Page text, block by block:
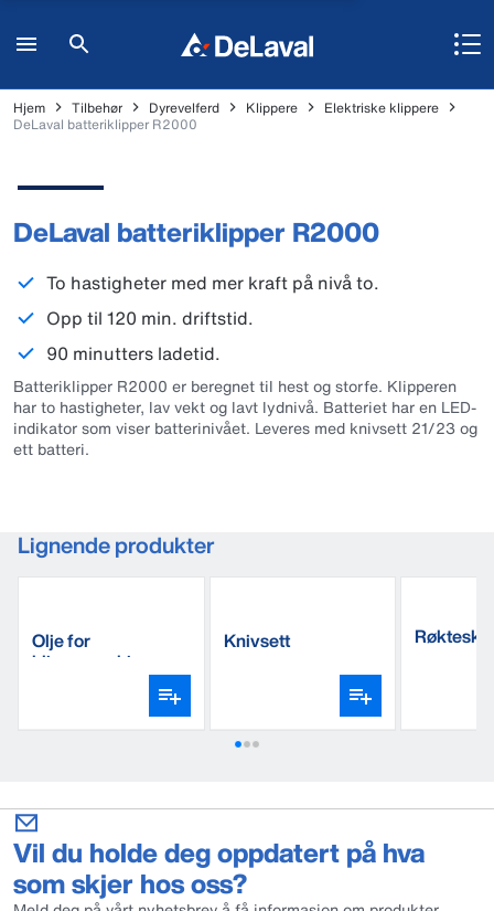
Hjem Tilbehør Dyrevelferd Klippere
Elektriske klippere
DeLaval batteriklipper R2000
DeLaval batteriklipper R2000
To hastigheter med mer kraft på nivå to.
Opp til 120 min. driftstid.
90 minutters ladetid.
Batteriklipper R2000 er beregnet til hest og storfe. Klipperen
har to hastigheter, lav vekt og lavt lydnivå. Batteriet har en LED-
indikator som viser batterinivået. Leveres med knivsett 21/23 og
ett batteri.
Lignende produkter
Olje for
klippemaskiner
Knivsett
Vil du holde deg oppdatert på hva
som skjer hos oss?